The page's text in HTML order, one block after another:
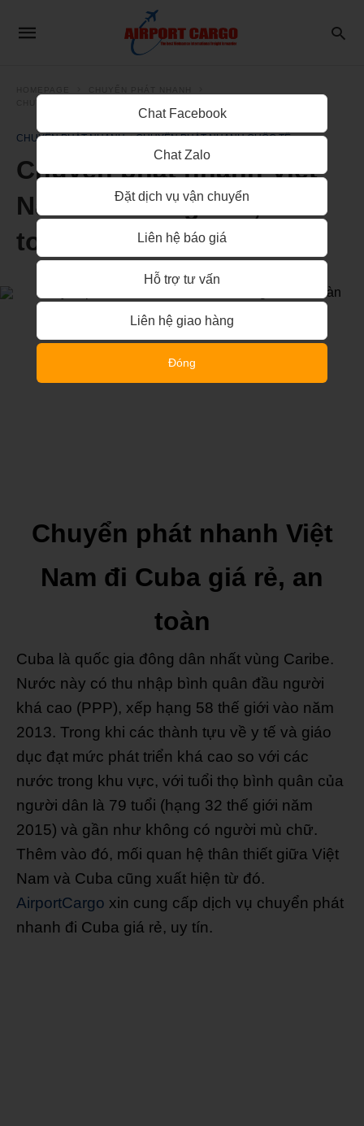
CHUYỂN PHÁT NHANH CHUYỂN PHÁT NHANH QUỐC TẾ
Chuyển phát nhanh Việt
Nam đi Cuba giá rẻ, an
toàn
Chuyển phát nhanh Việt
Nam đi Cuba giá rẻ, an
toàn
Cuba là quốc gia đông dân nhất vùng Caribe.
Nước này có thu nhập bình quân đầu người
khá cao (PPP), xếp hạng 58 thế giới vào năm
2013. Trong khi các thành tựu về y tế và giáo
dục đạt mức phát triển khá cao so với các
nước trong khu vực, với tuổi thọ bình quân của
người dân là 79 tuổi (hạng 32 thế giới năm
2015) và gần như không có người mù chữ.
Thêm vào đó, mối quan hệ thân thiết giữa Việt
Nam và Cuba cũng xuất hiện từ đó.
AirportCargo xin cung cấp dịch vụ chuyển phát
nhanh đi Cuba giá rẻ, uy tín.
Chat Facebook
Chat Zalo
Đặt dịch vụ vận chuyển
Liên hệ báo giá
Hỗ trợ tư vấn
Liên hệ giao hàng
Đóng